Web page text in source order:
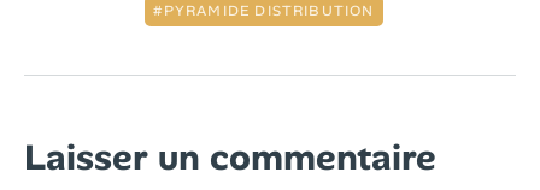
PYRAMIDE DISTRIBUTION
Laisser un commentaire